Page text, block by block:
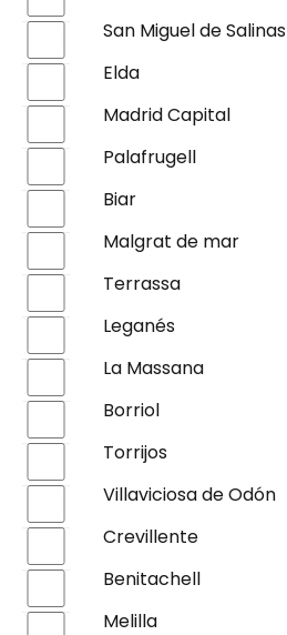
San Miguel de Salinas
Elda
Madrid Capital
Palafrugell
Biar
Malgrat de mar
Terrassa
Leganés
La Massana
Borriol
Torrijos
Villaviciosa de Odón
Crevillente
Benitachell
Melilla